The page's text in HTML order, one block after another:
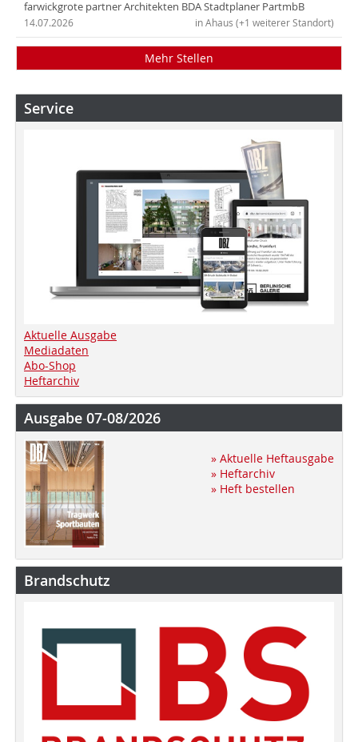
farwickgrote partner Architekten BDA Stadtplaner PartmbB
in Ahaus (+1 weiterer Standort)
14.07.2026
Mehr Stellen
Service
Aktuelle Ausgabe
Mediadaten
Abo-Shop
Heftarchiv
Ausgabe 07-08/2026
» Aktuelle Heftausgabe
» Heftarchiv
» Heft bestellen
Brandschutz